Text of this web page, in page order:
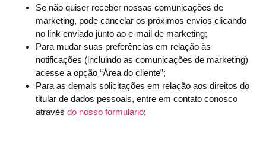
Se não quiser receber nossas comunicações de
marketing, pode cancelar os próximos envios clicando
no link enviado junto ao e-mail de marketing;
Para mudar suas preferências em relação às
notificações (incluindo as comunicações de marketing)
acesse a opção “Área do cliente”;
Para as demais solicitações em relação aos direitos do
titular de dados pessoais, entre em contato conosco
através do nosso formulário;